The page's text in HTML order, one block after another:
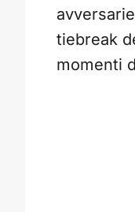
tiebreak
momenti